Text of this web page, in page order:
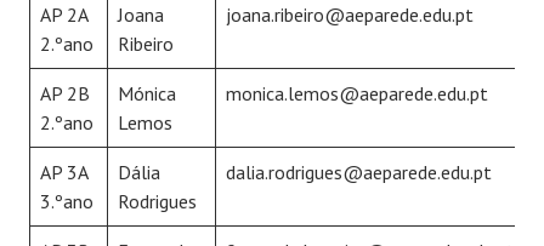
AP 2A
2.ºano
Joana
Ribeiro
joana.ribeiro@aeparede.edu.pt
AP 2B
2.ºano
Mónica
Lemos
monica.lemos@aeparede.edu.pt
AP 3A
3.ºano
Dália
Rodrigues
dalia.rodrigues@aeparede.edu.pt